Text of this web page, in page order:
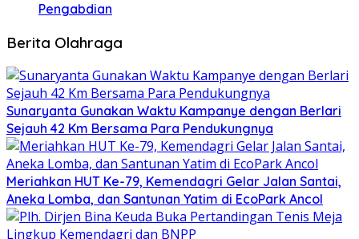
Pengabdian
Berita Olahraga
Sunaryanta Gunakan Waktu Kampanye dengan Berlari
Sejauh 42 Km Bersama Para Pendukungnya
Meriahkan HUT Ke-79, Kemendagri Gelar Jalan Santai,
Aneka Lomba, dan Santunan Yatim di EcoPark Ancol